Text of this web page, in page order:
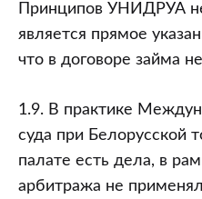
Принципов УНИДРУА
является прямое
что в договоре займа
1.9. В практике
суда при Белорусской
палате есть дела, в
арбитража не